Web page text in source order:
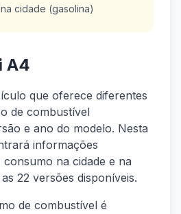
cidade (gasolina)
A4
que oferece diferentes
de combustível
e ano do modelo. Nesta
informações
na cidade e na
22 versões disponíveis.
de combustível é